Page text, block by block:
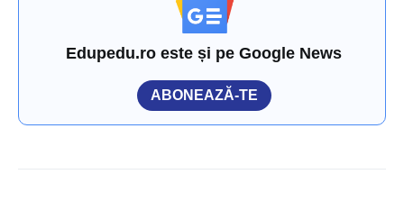
Edupedu.ro este și pe Google News
ABONEAZĂ-TE